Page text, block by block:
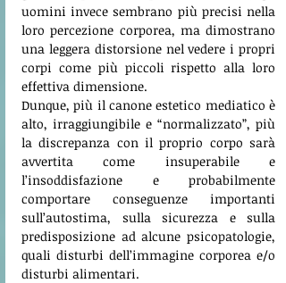
uomini invece sembrano più precisi nella
loro percezione corporea, ma dimostrano
una leggera distorsione nel vedere i propri
corpi come più piccoli rispetto alla loro
effettiva dimensione.
Dunque, più il canone estetico mediatico è
alto, irraggiungibile e “normalizzato”, più
la discrepanza con il proprio corpo sarà
avvertita come insuperabile e
l’insoddisfazione e probabilmente
comportare conseguenze importanti
sull’autostima, sulla sicurezza e sulla
predisposizione ad alcune psicopatologie,
quali disturbi dell’immagine corporea e/o
disturbi alimentari.